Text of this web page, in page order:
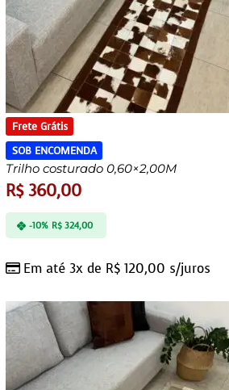
Frete Grátis
SOB ENCOMENDA
Trilho costurado 0,60×2,00M
R$360,00
Em até 3x de R$ 120,00 s/juros
-10% R$324,00